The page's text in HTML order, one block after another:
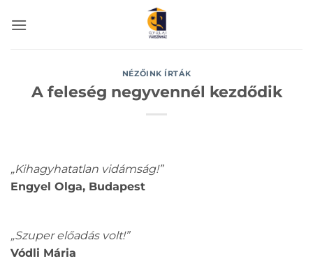
NÉZŐINK ÍRTÁK
A feleség negyvennél kezdődik
„Kihagyhatatlan vidámság!”
Engyel Olga, Budapest
„Szuper előadás volt!”
Vódli Mária